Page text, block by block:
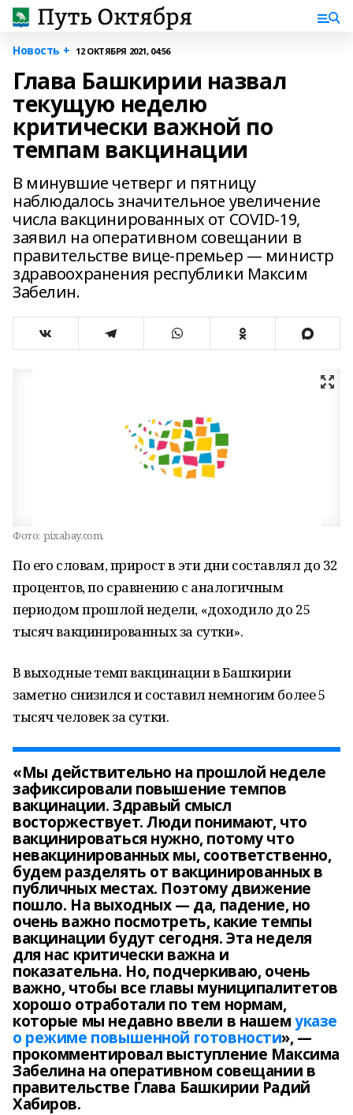
Новость + 12 ОКТЯБРЯ 2021, 04:56
Глава Башкирии назвал
текущую неделю
критически важной по
темпам вакцинации
В минувшие четверг и пятницу
наблюдалось значительное увеличение
числа вакцинированных от COVID-19,
заявил на оперативном совещании в
правительстве вице-премьер — министр
здравоохранения республики Максим
Забелин.
Фото: pixabay.com.
По его словам, прирост в эти дни составлял до 32
процентов, по сравнению с аналогичным
периодом прошлой недели, «доходило до 25
тысяч вакцинированных за сутки».
В выходные темп вакцинации в Башкирии
заметно снизился и составил немногим более 5
тысяч человек за сутки.
«Мы действительно на прошлой неделе
зафиксировали повышение темпов
вакцинации. Здравый смысл
восторжествует. Люди понимают, что
вакцинироваться нужно, потому что
невакцинированных мы, соответственно,
будем разделять от вакцинированных в
публичных местах. Поэтому движение
пошло. На выходных — да, падение, но
очень важно посмотреть, какие темпы
вакцинации будут сегодня. Эта неделя
для нас критически важна и
показательна. Но, подчеркиваю, очень
важно, чтобы все главы муниципалитетов
хорошо отработали по тем нормам,
которые мы недавно ввели в нашемуказе
о режиме повышенной готовности», —
прокомментировал выступление Максима
Забелина на оперативном совещании в
правительстве Глава Башкирии Радий
Хабиров.